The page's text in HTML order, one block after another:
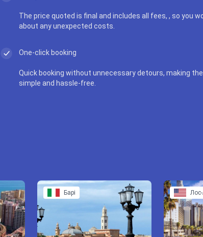
The price quoted is final and includes all fees, , so you
about any unexpected costs.
One-click booking
Quick booking without unnecessary detours, making
simple and hassle-free.
Барі